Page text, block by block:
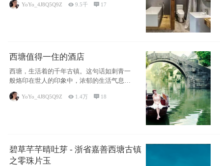
YoYo_4J8Q5Q9Z 9.5千  17
西塘值得一住的酒店
西塘，生活着的千年古镇。这句话如刺青一
般烙印在世人的印象中，浓郁的生活气息，
小桥流水
YoYo_4J8Q5Q9Z  1.4万  18
碧草芊芊晴吐芽 - 浙省嘉善西塘古镇
之零珠片玉